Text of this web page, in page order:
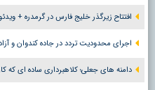
افتتاح زیرگذر خلیج فارس در گرمدره +
اجرای محدودیت تردد در جاده کندوان و آزادراه
دامنه های جعلی؛ کلاهبرداری ساده ای که